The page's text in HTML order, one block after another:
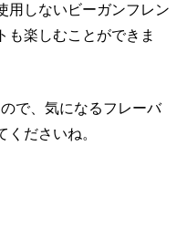
用しないビーガンフレン
も楽しむことができま
で、気になるフレーバ
ださいね。